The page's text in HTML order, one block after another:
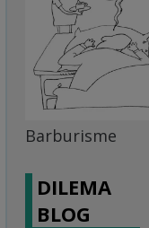
Barburisme
DILEMA
BLOG